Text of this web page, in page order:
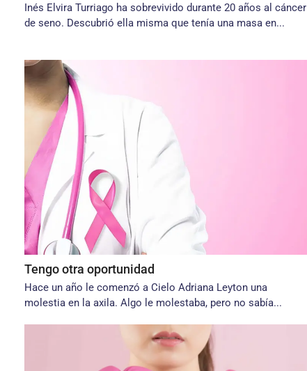
Inés Elvira Turriago ha sobrevivido durante 20 años al cáncer
de seno. Descubrió ella misma que tenía una masa en...
Tengo otra oportunidad
Hace un año le comenzó a Cielo Adriana Leyton una
molestia en la axila. Algo le molestaba, pero no sabía...